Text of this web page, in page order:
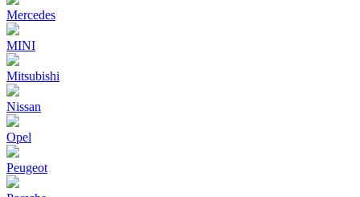
Mercedes
MINI
Mitsubishi
Nissan
Opel
Peugeot